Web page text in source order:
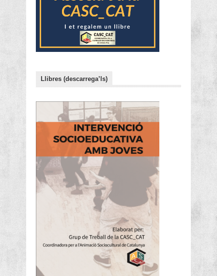
Llibres (descarrega’ls)